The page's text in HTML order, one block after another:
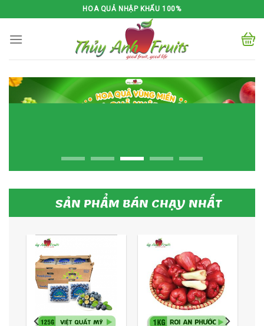
to
content
HOA QUẢ NHẬP KHẨU 100%
SẢN PHẨM BÁN CHẠY NHẤT